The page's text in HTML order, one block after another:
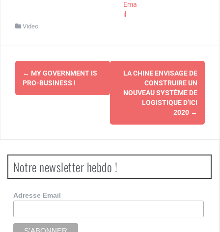
Ema
il
Video
Navigation
d'article
← MY GOVERNMENT IS
PRO-BUSINESS !
LA CHINE ENVISAGE DE
CONSTRUIRE UN
NOUVEAU SYSTÈME DE
LOGISTIQUE D’ICI
2020 →
Notre newsletter hebdo !
Adresse Email